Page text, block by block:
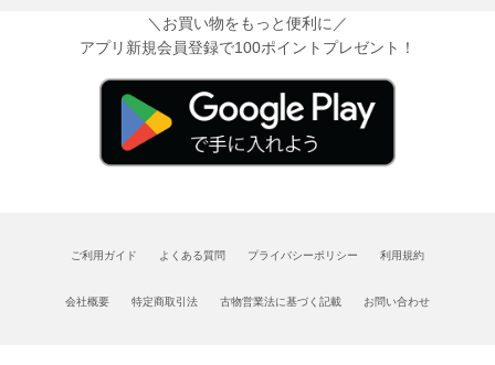
＼お買い物をもっと便利に／
アプリ新規会員登録で100ポイントプレゼント！
ご利用ガイド よくある質問 プライバシーポリシー 利用規約
会社概要 特定商取引法 古物営業法に基づく記載 お問い合わせ